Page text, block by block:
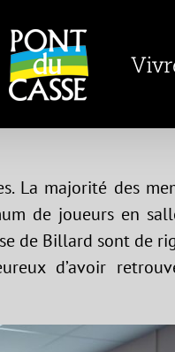
La majorité des
de joueurs en
de Billard sont de
d’avoir